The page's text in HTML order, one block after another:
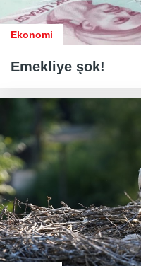
Ekonomi
Emekliye şok!